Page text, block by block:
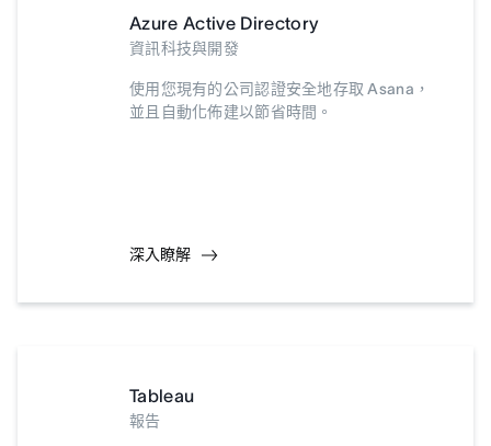
Azure Active Directory
資訊科技與開發
使用您現有的公司認證安全地存取 Asana，
並且自動化佈建以節省時間。
深入瞭解
Tableau
報告